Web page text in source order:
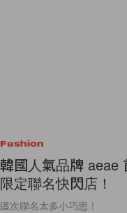
Fashion
韓國人氣品牌 aeae
限定聯名快閃店！
這次聯名太多小巧思！